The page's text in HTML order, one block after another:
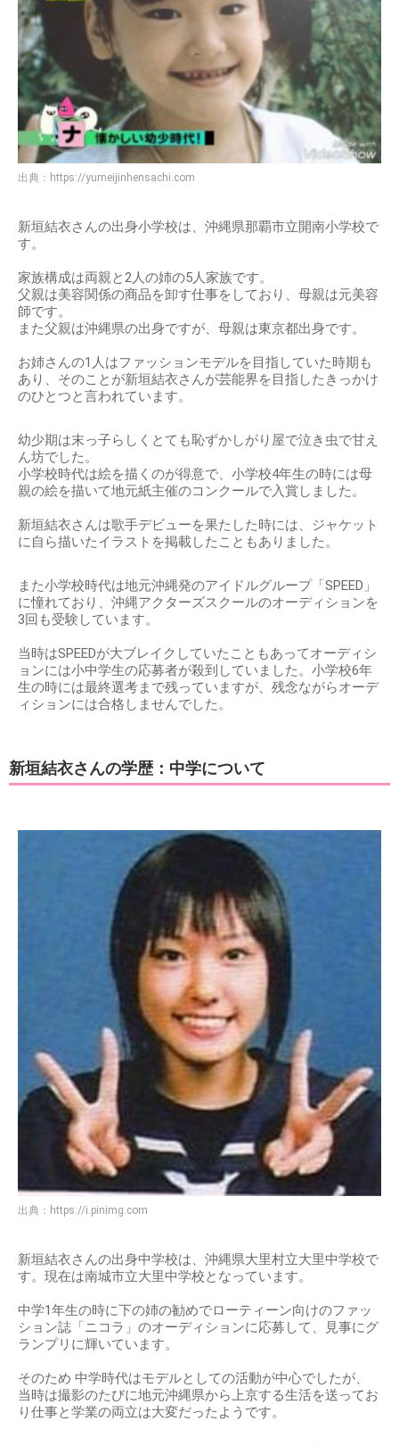
出典： https://yumeijinhensachi.com
新垣結衣さんの出身小学校は、沖縄県那覇市立開南小学校で
す。
家族構成は両親と2人の姉の5人家族です。
父親は美容関係の商品を卸す仕事をしており、母親は元美容
師です。
また父親は沖縄県の出身ですが、母親は東京都出身です。
お姉さんの1人はファッションモデルを目指していた時期も
あり、そのことが新垣結衣さんが芸能界を目指したきっかけ
のひとつと言われています。
幼少期は末っ子らしくとても恥ずかしがり屋で泣き虫で甘え
ん坊でした。
小学校時代は絵を描くのが得意で、小学校4年生の時には母
親の絵を描いて地元紙主催のコンクールで入賞しました。
新垣結衣さんは歌手デビューを果たした時には、ジャケット
に自ら描いたイラストを掲載したこともありました。
また小学校時代は地元沖縄発のアイドルグループ「SPEED」
に憧れており、沖縄アクターズスクールのオーディションを
3回も受験しています。
当時はSPEEDが大ブレイクしていたこともあってオーディシ
ョンには小中学生の応募者が殺到していました。小学校6年
生の時には最終選考まで残っていますが、残念ながらオーデ
ィションには合格しませんでした。
新垣結衣さんの学歴：中学について
出典： https://i.pinimg.com
新垣結衣さんの出身中学校は、沖縄県大里村立大里中学校で
す。現在は南城市立大里中学校となっています。
中学1年生の時に下の姉の勧めでローティーン向けのファッ
ション誌「ニコラ」のオーディションに応募して、見事にグ
ランプリに輝いています。
そのため 中学時代はモデルとしての活動が中心でしたが、
当時は撮影のたびに地元沖縄県から上京する生活を送ってお
り仕事と学業の両立は大変だったようです。